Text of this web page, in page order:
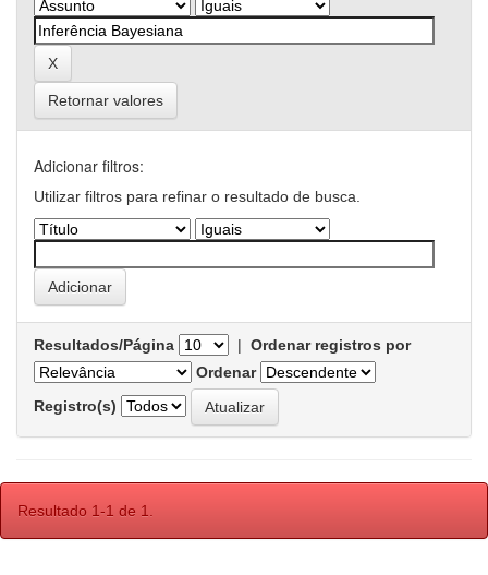
Retornar valores
Adicionar filtros:
Utilizar filtros para refinar o resultado de busca.
Resultados/Página | Ordenar registros por
Ordenar
Registro(s)
Resultado 1-1 de 1.